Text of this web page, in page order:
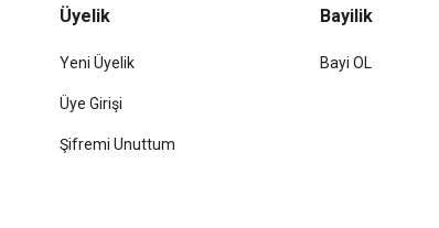
Üyelik
Yeni Üyelik
Üye Girişi
Şifremi Unuttum
Bayilik
Bayi OL